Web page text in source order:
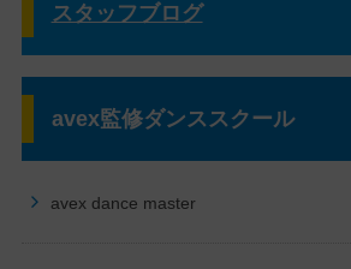
スタッフブログ
avex監修ダンススクール
avex dance master